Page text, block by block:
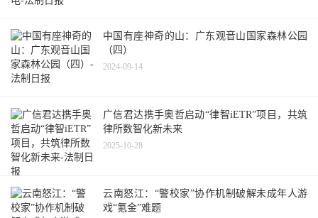
中国有座神奇的山：广东观音山国家森林公园
（四）
2024-09-14
广信君达携手奥哲启动“律智iETR”项目，共筑
律所数智化新未来
2025-10-28
云南怒江：“警校家”协作机制破解未成年人游
戏“氪金”难题